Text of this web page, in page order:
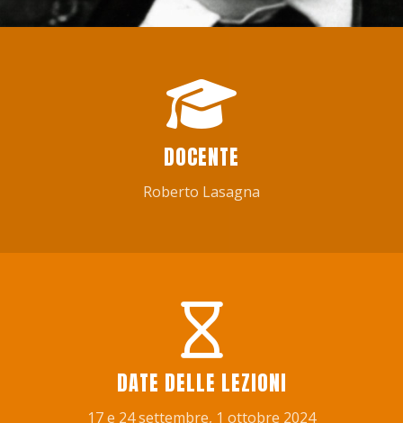
DOCENTE
Roberto Lasagna
DATE DELLE LEZIONI
17 e 24 settembre, 1 ottobre 2024